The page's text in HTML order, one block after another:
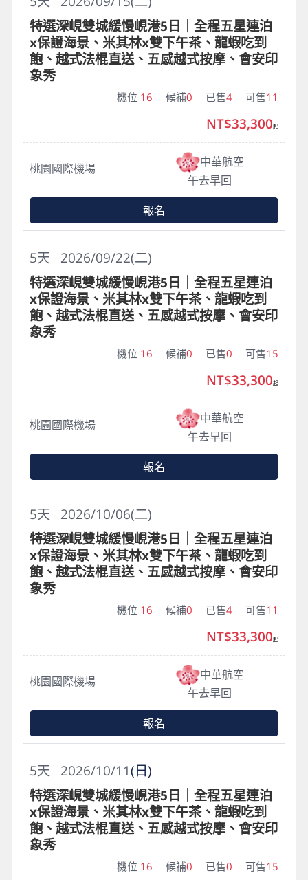
特選深峴雙城緩慢峴港5日｜全程五星連泊
x保證海景、米其林x雙下午茶、龍蝦吃到
飽、越式法棍直送、五感越式按摩、會安印
象秀
機位 16 候補0 已售4 可售11
桃園國際機場
中華航空
午去早回
NT$33,300起
報名
2026/09/22(二)
5天
特選深峴雙城緩慢峴港5日｜全程五星連泊
x保證海景、米其林x雙下午茶、龍蝦吃到
飽、越式法棍直送、五感越式按摩、會安印
象秀
機位 16 候補0 已售0 可售15
桃園國際機場
中華航空
午去早回
NT$33,300起
報名
2026/10/06(二)
5天
特選深峴雙城緩慢峴港5日｜全程五星連泊
x保證海景、米其林x雙下午茶、龍蝦吃到
飽、越式法棍直送、五感越式按摩、會安印
象秀
機位 16 候補0 已售4 可售11
桃園國際機場
中華航空
午去早回
NT$33,300起
報名
2026/10/11(日)
5天
特選深峴雙城緩慢峴港5日｜全程五星連泊
x保證海景、米其林x雙下午茶、龍蝦吃到
飽、越式法棍直送、五感越式按摩、會安印
象秀
機位 16 候補0 已售0 可售15